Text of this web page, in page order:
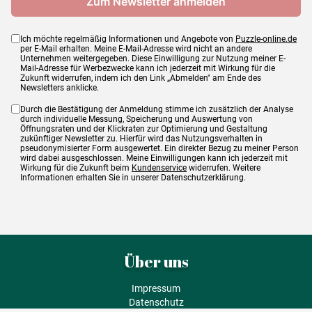
Ich möchte regelmäßig Informationen und Angebote von Puzzle-online.de
per E-Mail erhalten. Meine E-Mail-Adresse wird nicht an andere
Unternehmen weitergegeben. Diese Einwilligung zur Nutzung meiner E-
Mail-Adresse für Werbezwecke kann ich jederzeit mit Wirkung für die
Zukunft widerrufen, indem ich den Link „Abmelden" am Ende des
Newsletters anklicke.
Durch die Bestätigung der Anmeldung stimme ich zusätzlich der Analyse
durch individuelle Messung, Speicherung und Auswertung von
Öffnungsraten und der Klickraten zur Optimierung und Gestaltung
zukünftiger Newsletter zu. Hierfür wird das Nutzungsverhalten in
pseudonymisierter Form ausgewertet. Ein direkter Bezug zu meiner Person
wird dabei ausgeschlossen. Meine Einwilligungen kann ich jederzeit mit
Wirkung für die Zukunft beim Kundenservice widerrufen. Weitere
Informationen erhalten Sie in unserer Datenschutzerklärung.
Über uns
Impressum
Datenschutz